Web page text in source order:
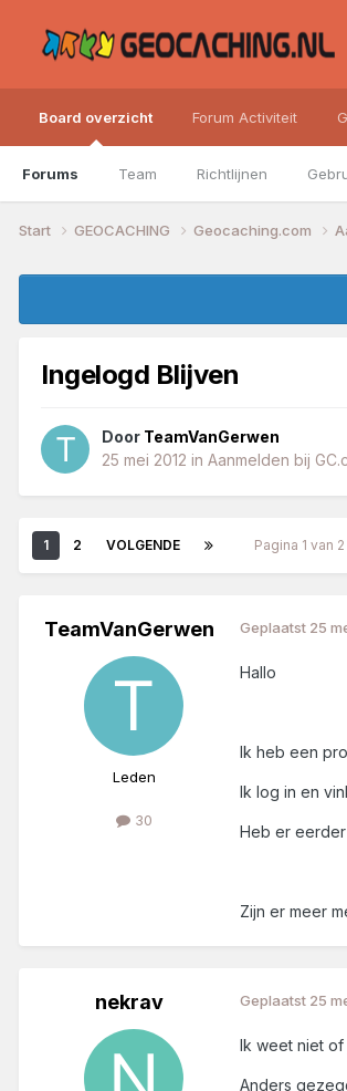
Board overzicht
Forums Team Richtlijnen
Forum Activiteit
Start GEOCACHING Geocaching.com
Ingelogd Blijven
Door TeamVanGerwen
25 mei 2012 in Aanmelden bij
1 2 VOLGENDE Pagina 1 van 2
TeamVanGerwen
Leden
30
Geplaatst 25
Hallo
Ik heb een
Ik log in en
Heb er
Zijn er meer
nekrav Geplaatst 25
Ik weet niet
Anders